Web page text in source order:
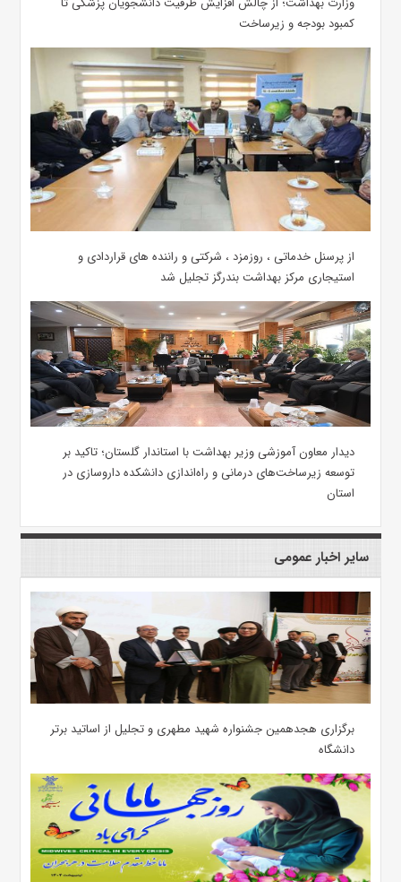
کمبود بودجه و زیرساخت
از پرسنل خدماتی ، روزمزد ، شرکتی و راننده های قراردادی و
استیجاری مرکز بهداشت بندرگز تجلیل شد
دیدار معاون آموزشی وزیر بهداشت با استاندار گلستان؛ تاکید بر
توسعه زیرساخت‌های درمانی و راه‌اندازی دانشکده داروسازی در
استان
سایر اخبار عمومی
برگزاری هجدهمین جشنواره شهید مطهری و تجلیل از اساتید برتر
دانشگاه